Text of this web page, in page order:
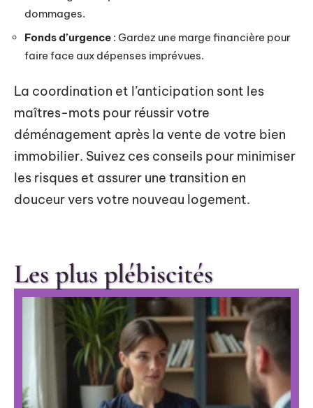
dommages.
Fonds d’urgence : Gardez une marge financière pour
faire face aux dépenses imprévues.
La coordination et l’anticipation sont les
maîtres-mots pour réussir votre
déménagement après la vente de votre bien
immobilier. Suivez ces conseils pour minimiser
les risques et assurer une transition en
douceur vers votre nouveau logement.
Les plus plébiscités